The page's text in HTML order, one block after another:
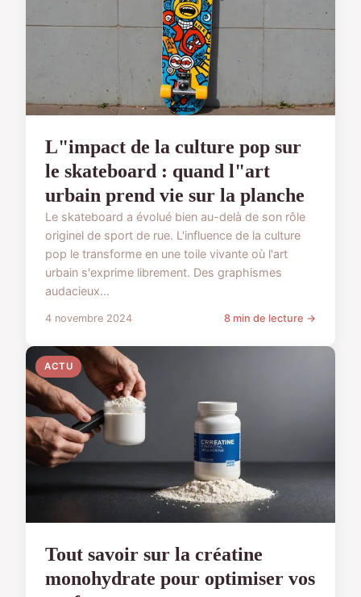
L"impact de la culture pop sur
le skateboard : quand l"art
urbain prend vie sur la planche
Le skateboard a évolué bien au-delà de son rôle
originel de sport de rue. L'influence de la culture
pop le transforme en une toile vivante où l'art
urbain s'exprime librement. Des graphismes
audacieux...
4 novembre 2024 8 min de lecture →
ACTU
Tout savoir sur la créatine
monohydrate pour optimiser vos